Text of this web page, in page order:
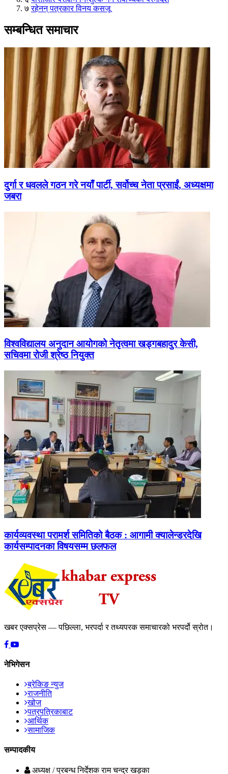
७ रहेनन् पत्रकार विनय कसजू
सम्बन्धित समाचार
दुर्गा र धवलले गठन गरे नयाँ पार्टी, सर्वोच्च नेता प्रसाईं, अध्यक्षमा
जबरा
विश्वविद्यालय अनुदान आयोगको नेतृत्वमा खड्गबहादुर केसी,
सचिवमा रोजी श्रेष्ठ नियुक्त
कार्यव्यवस्था परामर्श समितिको बैठक : आगामी क्यालेन्डरदेखि
कार्यसम्पादनका विषयसम्म छलफल
खबर एक्सप्रेस — पछिल्ला, भरपर्दा र तथ्यपरक समाचारको भरपर्दो स्रोत।
नेभिगेसन
ब्रेकिङ न्युज
राजनीति
खोज
पत्रपत्रिकाबाट
आर्थिक
सामाजिक
सम्पादकीय
अध्यक्ष / प्रबन्ध निर्देशक राम चन्द्र खड्का